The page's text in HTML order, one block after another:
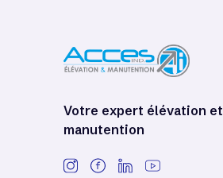
Votre expert élévation et
manutention